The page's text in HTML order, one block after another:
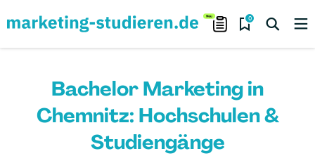
0
Bachelor Marketing in
Chemnitz: Hochschulen &
Studiengänge